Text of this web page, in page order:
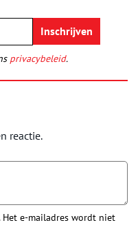
privacybeleid.
reactie.
Het e-mailadres wordt niet